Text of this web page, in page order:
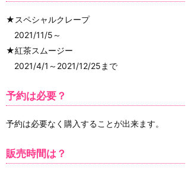
★スペシャルクレープ
2021/11/5～
★紅茶スムージー
2021/4/1～2021/12/25まで
予約は必要？
予約は必要なく購入することが出来ます。
販売時間は？